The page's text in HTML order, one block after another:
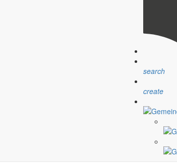
search
create
und ruft die Bürger zur Mitgestaltung
dem Leitgedanken, Erreichtes anzuerkennen und